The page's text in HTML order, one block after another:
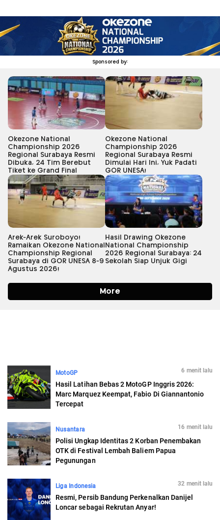
MotoGP 6 menit lalu
Hasil Latihan Bebas 2 MotoGP Inggris 2026:
Marc Marquez Keempat, Fabio Di Giannantonio
Tercepat
Nusantara 16 menit lalu
Polisi Ungkap Identitas 2 Korban Penembakan
OTK di Festival Lembah Baliem Papua
Pegunungan
Liga Indonesia 32 menit lalu
Resmi, Persib Bandung Perkenalkan Danijel
Loncar sebagai Rekrutan Anyar!